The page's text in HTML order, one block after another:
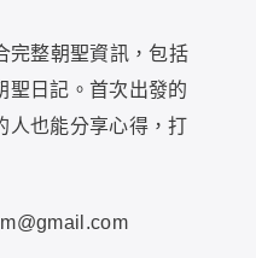
完整朝聖資訊，包括
聖日記。首次出發的
人也能分享心得，打